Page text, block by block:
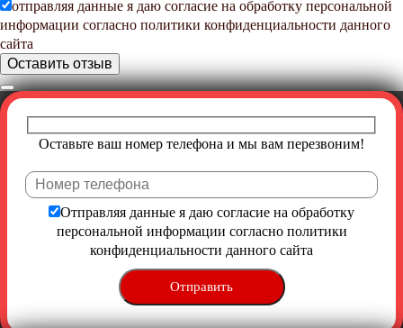
отправляя данные я даю согласие на обработку персональной
информации согласно политики конфиденциальности данного
сайта
Оставьте ваш номер телефона и мы вам перезвоним!
Отправляя данные я даю согласие на обработку
персональной информации согласно политики
конфиденциальности данного сайта